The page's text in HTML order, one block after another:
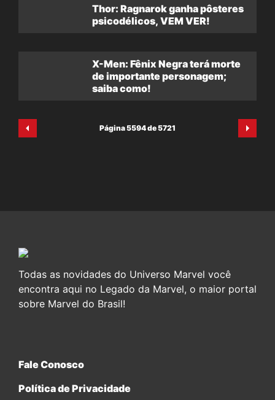
Thor: Ragnarok ganha pôsteres
psicodélicos, VEM VER!
X-Men: Fênix Negra terá morte
de importante personagem;
saiba como!
Página 5594 de 5721
Todas as novidades do Universo Marvel você
encontra aqui no Legado da Marvel, o maior portal
sobre Marvel do Brasil!
Fale Conosco
Política de Privacidade